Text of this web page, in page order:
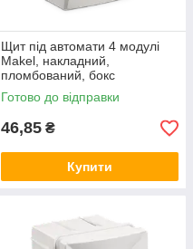
Щит під автомати 4 модулі
Makel, накладний,
пломбований, бокс
монтажний, шафа
розподільна, Макел
Готово до відправки
46,85 ₴
Купити